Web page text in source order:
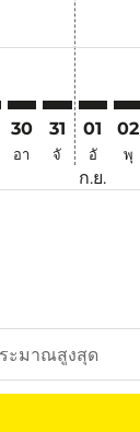
30
อา
31
จั
01
อั
ก.ย.
02
พุ